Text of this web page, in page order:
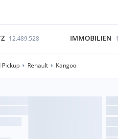
12.489.528 IMMOBILIEN
Renault Kangoo